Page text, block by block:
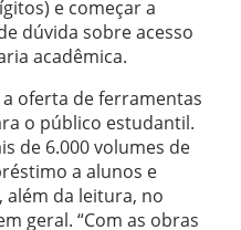
e começar a
dúvida sobre acesso
acadêmica.
oferta de ferramentas
o público estudantil.
de 6.000 volumes de
a alunos e
da leitura, no
geral. “Com as obras